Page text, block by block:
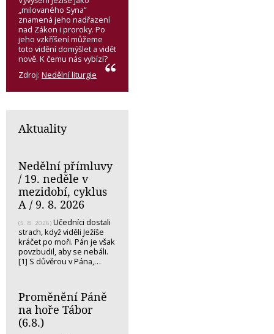
„milovaného Syna“
znamená jeho nadřazení
nad Zákon i proroky. Po
jeho vzkříšení můžeme
toto vidění domýšlet a vidět
nově. K čemu nás vybízí?
Zdroj: Nedělní liturgie
Aktuality
Nedělní přímluvy
/ 19. neděle v
mezidobí, cyklus
A / 9. 8. 2026
(5. 8. 2026) Učedníci dostali
strach, když viděli Ježíše
kráčet po moři. Pán je však
povzbudil, aby se nebáli.
[1] S důvěrou v Pána,…
Proměnění Páně
na hoře Tábor
(6.8.)